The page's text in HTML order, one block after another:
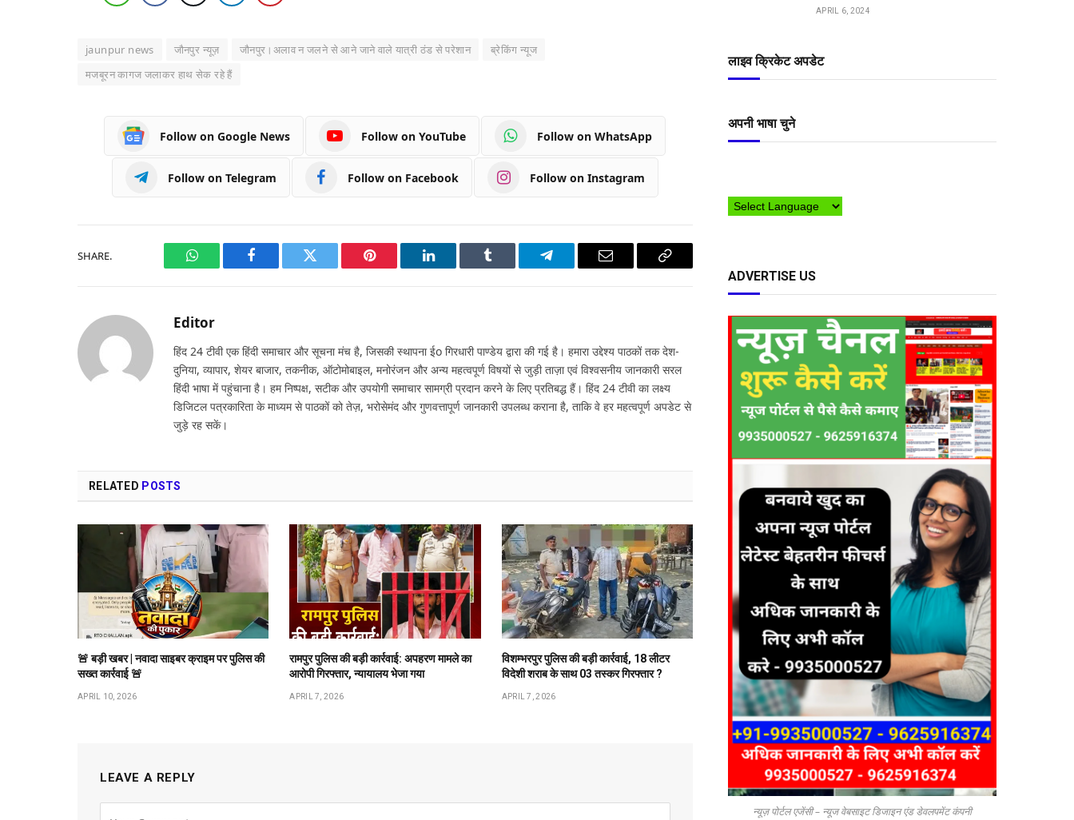
jaunpur news जौनपुर न्यूज़ जौनपुर।अलाव न जलने से आने जाने वाले यात्री ठंड से परेशान
ब्रेकिंग न्यूज
मजबूरन कागज जलाकर हाथ सेक रहे हैं
Follow on Google News Follow on YouTube Follow on WhatsApp
Follow on Telegram Follow on Facebook Follow on Instagram
SHARE.
WhatsAppFacebook Twitter Pinterest LinkedIn Tumblr Telegram Email
Copy
Editor
हिंद 24 टीवी एक हिंदी समाचार और सूचना मंच है, जिसकी स्थापना ईo गिरधारी पाण्डेय द्वारा की गई है। हमारा उद्देश्य पाठकों तक देश-
दुनिया, व्यापार, शेयर बाजार, तकनीक, ऑटोमोबाइल, मनोरंजन और अन्य महत्वपूर्ण विषयों से जुड़ी ताज़ा एवं विश्वसनीय जानकारी सरल
हिंदी भाषा में पहुंचाना है। हम निष्पक्ष, सटीक और उपयोगी समाचार सामग्री प्रदान करने के लिए प्रतिबद्ध हैं। हिंद 24 टीवी का लक्ष्य
डिजिटल पत्रकारिता के माध्यम से पाठकों को तेज़, भरोसेमंद और गुणवत्तापूर्ण जानकारी उपलब्ध कराना है, ताकि वे हर महत्वपूर्ण अपडेट से
जुड़े रह सकें।
RELATED POSTS
🚨 बड़ी खबर | नवादा साइबर क्राइम पर पुलिस की
सख्त कार्रवाई 🚨
APRIL 10, 2026
रामपुर पुलिस की बड़ी कार्रवाई: अपहरण मामले का
आरोपी गिरफ्तार, न्यायालय भेजा गया
APRIL 7, 2026
विशम्भरपुर पुलिस की बड़ी कार्रवाई, 18 लीटर
विदेशी शराब के साथ 03 तस्कर गिरफ्तार ?
APRIL 7, 2026
LEAVE A REPLY
APRIL 6, 2024
लाइव क्रिकेट अपडेट
अपनी भाषा चुने
ADVERTISE US
न्यूज़ पोर्टल एजेंसी – न्यूज वेबसाइट डिजाइन एंड डेवलपमेंट कंपनी